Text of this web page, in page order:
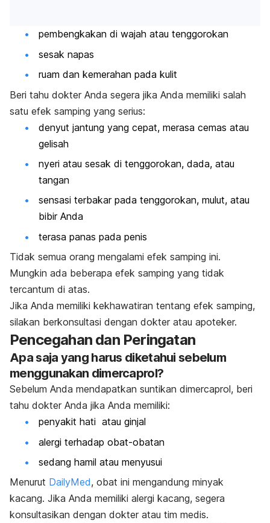
pembengkakan di wajah atau tenggorokan
sesak napas
ruam dan kemerahan pada kulit
Beri tahu dokter Anda segera jika Anda memiliki salah
satu efek samping yang serius:
denyut jantung yang cepat, merasa cemas atau
gelisah
nyeri atau sesak di tenggorokan, dada, atau
tangan
sensasi terbakar pada tenggorokan, mulut, atau
bibir Anda
terasa panas pada penis
Tidak semua orang mengalami efek samping ini.
Mungkin ada beberapa efek samping yang tidak
tercantum di atas.
Jika Anda memiliki kekhawatiran tentang efek samping,
silakan berkonsultasi dengan dokter atau apoteker.
Pencegahan dan Peringatan
Apa saja yang harus diketahui sebelum
menggunakan dimercaprol?
Sebelum Anda mendapatkan suntikan dimercaprol, beri
tahu dokter Anda jika Anda memiliki:
penyakit hati atau ginjal
alergi terhadap obat-obatan
sedang hamil atau menyusui
Menurut DailyMed, obat ini mengandung minyak
kacang. Jika Anda memiliki alergi kacang, segera
konsultasikan dengan dokter atau tim medis.